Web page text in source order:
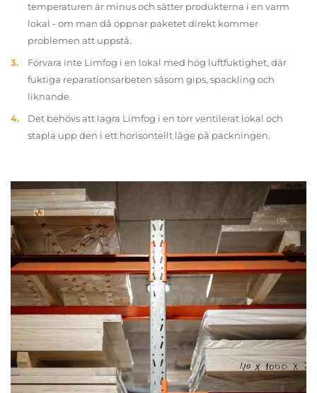
temperaturen är minus och sätter produkterna i en varm
lokal - om man då öppnar paketet direkt kommer
problemen att uppstå.
Förvara inte Limfog i en lokal med hög luftfuktighet, där
fuktiga reparationsarbeten såsom gips, spackling och
liknande.
Det behövs att lagra Limfog i en torr ventilerat lokal och
stapla upp den i ett horisontellt läge på packningen.